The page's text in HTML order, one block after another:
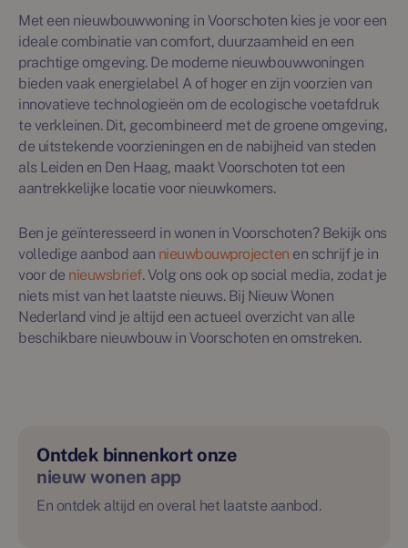
Met een nieuwbouwwoning in Voorschoten kies je voor een
ideale combinatie van comfort, duurzaamheid en een
prachtige omgeving. De moderne nieuwbouwwoningen
bieden vaak energielabel A of hoger en zijn voorzien van
innovatieve technologieën om de ecologische voetafdruk
te verkleinen. Dit, gecombineerd met de groene omgeving,
de uitstekende voorzieningen en de nabijheid van steden
als Leiden en Den Haag, maakt Voorschoten tot een
aantrekkelijke locatie voor nieuwkomers.
Ben je geïnteresseerd in wonen in Voorschoten? Bekijk ons
volledige aanbod aan nieuwbouwprojecten en schrijf je in
voor de nieuwsbrief. Volg ons ook op social media, zodat je
niets mist van het laatste nieuws. Bij Nieuw Wonen
Nederland vind je altijd een actueel overzicht van alle
beschikbare nieuwbouw in Voorschoten en omstreken.
Ontdek binnenkort onze
nieuw wonen app
En ontdek altijd en overal het laatste aanbod.